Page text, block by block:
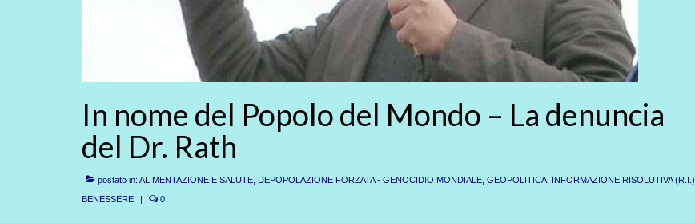
In nome del Popolo del Mondo – La denuncia
del Dr. Rath
postato in: ALIMENTAZIONE E SALUTE DEPOPOLAZIONE FORZATA - GENOCIDIO MONDIALE GEOPOLITICA INFORMAZIONE RISOLUTIVA (R.I.)
BENESSERE
| 0